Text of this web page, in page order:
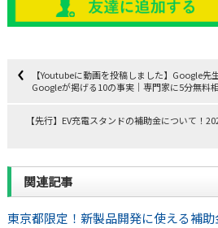
【Youtubeに動画を投稿しました】Google先
Googleが掲げる10の事実｜専門家に5分無料
【先行】EV充電スタンドの補助金について！
関連記事
東京都限定！新製品開発に使える補助